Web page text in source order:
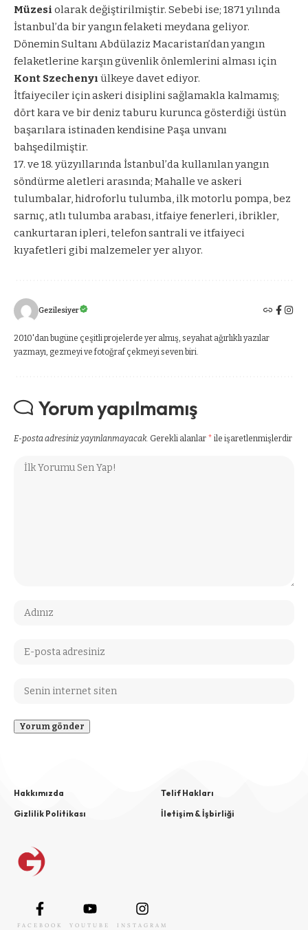
Müzesi olarak değiştirilmiştir. Sebebi ise; 1871 yılında
İstanbul’da bir yangın felaketi meydana geliyor.
Dönemin Sultanı Abdülaziz Macaristan’dan yangın
felaketlerine karşın güvenlik önlemlerini alması için
Kont Szechenyı ülkeye davet ediyor.
İtfaiyeciler için askeri disiplini sağlamakla kalmamış;
dört kara ve bir deniz taburu kurunca gösterdiği üstün
başarılara istinaden kendisine Paşa unvanı
bahşedilmiştir.
17. ve 18. yüzyıllarında İstanbul’da kullanılan yangın
söndürme aletleri arasında; Mahalle ve askeri
tulumbalar, hidroforlu tulumba, ilk motorlu pompa, bez
sarnıç, atlı tulumba arabası, itfaiye fenerleri, ibrikler,
cankurtaran ipleri, telefon santrali ve itfaiyeci
kıyafetleri gibi malzemeler yer alıyor.
Gezilesiyer
2010'dan bugüne çeşitli projelerde yer almış, seyahat ağırlıklı yazılar
yazmayı, gezmeyi ve fotoğraf çekmeyi seven biri.
Yorum yapılmamış
E-posta adresiniz yayınlanmayacak. Gerekli alanlar * ile işaretlenmişlerdir
Hakkımızda
Gizlilik Politikası
Telif Hakları
İletişim & İşbirliği
FACEBOOK YOUTUBE INSTAGRAM